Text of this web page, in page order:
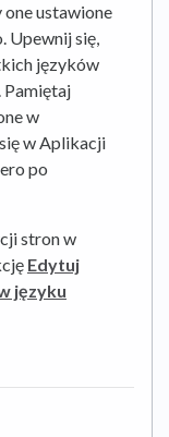
one ustawione
Upewnij się,
języków
Pamiętaj
w
w Aplikacji
po
stron w
Edytuj
języku